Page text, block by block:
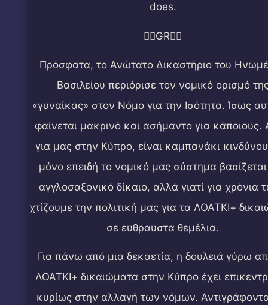
does.
🏳️‍🌈GR🏳️‍🌈
Πρόσφατα, το Ανώτατο Δικαστήριο του
Βασιλείου περιόρισε τον νομικό ορισμό
«γυναίκας» στον Νόμο για την Ισότητα. Ίσως
φαίνεται μακρινό και ασήμαντο για κάποιους.
για μας στην Κύπρο, είναι καμπανάκι
μόνο επειδή το νομικό μας σύστημα
αγγλοσαξονικό δίκαιο, αλλά γιατί για χρόνια
χτίζουμε την πολιτική μας για τα ΛΟΑΤΚΙ+
σε ευθραυστα θεμέλια.
Για πάνω από μια δεκαετία, η δουλειά γύρω
ΛΟΑΤΚΙ+ δικαιώματα στην Κύπρο έχει
κυρίως στην αλλαγή των νόμων.